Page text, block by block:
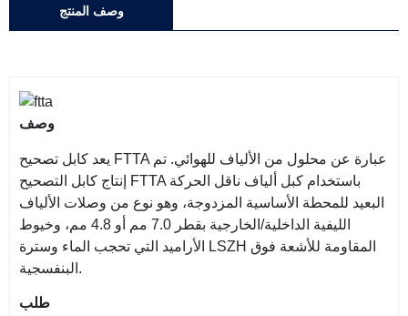
وصف المنتج
وصف
يعد كابل تصحيح FTTA عبارة عن محلول من الألياف للهوائي. تم
إنتاج كابل التصحيح FTTA باستخدام كبل ألياف ناقل الحركة
البعيد للمحطة الأساسية المزدوجة، وهو نوع من وصلات الألياف
الليفية الداخلية/الخارجية بقطر 7.0 مم أو 4.8 مم، وخيوط
الأراميد التي تحجب الماء وسترة LSZH المقاومة للأشعة فوق
البنفسجية.
طلب